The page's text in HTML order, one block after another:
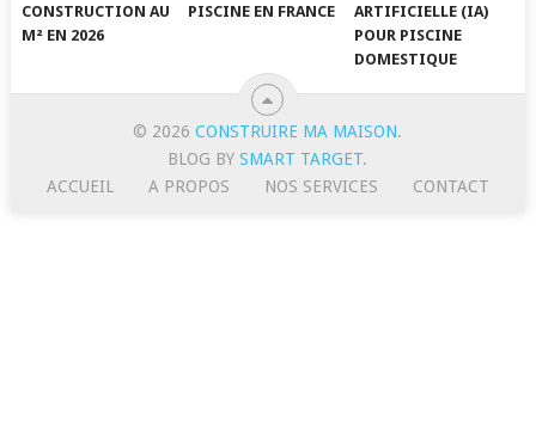
CONSTRUCTION AU
M² EN 2026
PISCINE EN FRANCE
ARTIFICIELLE (IA)
POUR PISCINE
DOMESTIQUE
© 2026CONSTRUIRE MA MAISON.
BLOG BYSMART TARGET.
ACCUEIL
A PROPOS NOS SERVICES CONTACT